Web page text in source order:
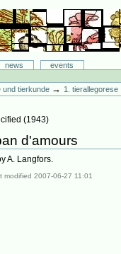
news
events
und tierkunde →1. tierallegorese
(1943)
d'amours
A. Langfors.
modified2007-06-27 11:01